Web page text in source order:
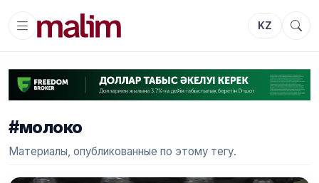
KZ
#молоко
Материалы, опубликованные по этому тегу.